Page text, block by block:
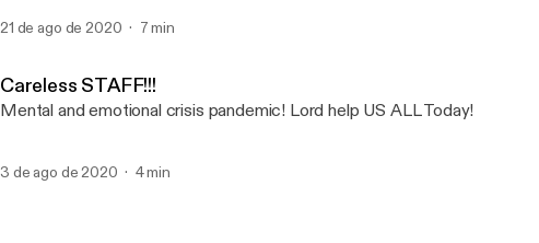
21 de ago de 2020 7 min
Careless STAFF!!!
Mental and emotional crisis pandemic! Lord help US ALL Today!
3 de ago de 2020 4 min